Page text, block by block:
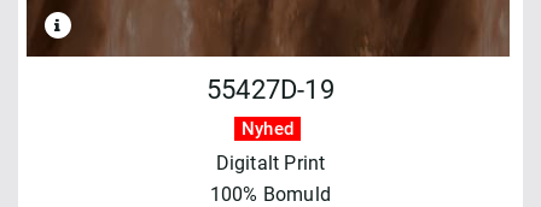
55427D-19
Nyhed
Digitalt Print
100% Bomuld